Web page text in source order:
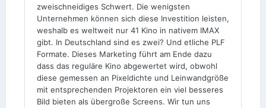
zweischneidiges Schwert. Die wenigsten
Unternehmen können sich diese Investition leisten,
weshalb es weltweit nur 41 Kino in nativem IMAX
gibt. In Deutschland sind es zwei? Und etliche PLF
Formate. Dieses Marketing führt am Ende dazu
dass das reguläre Kino abgewertet wird, obwohl
diese gemessen an Pixeldichte und Leinwandgröße
mit entsprechenden Projektoren ein viel besseres
Bild bieten als übergroße Screens. Wir tun uns